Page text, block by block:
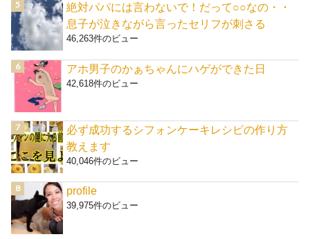
絶対パパには言わないで！だって○○なの・・
息子が泣きながら言ったセリフが刺さる
46,263件のビュー
アホ男子のかぁちゃんにハゲができた日
42,618件のビュー
必ず成功するシフォンケーキレシピの作り方
教えます
40,046件のビュー
profile
39,975件のビュー